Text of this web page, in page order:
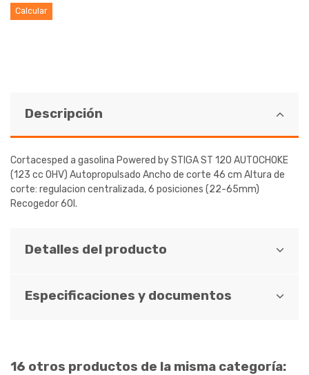
Calcular
Descripción
Cortacesped a gasolina Powered by STIGA ST 120 AUTOCHOKE
(123 cc OHV) Autopropulsado Ancho de corte 46 cm Altura de
corte: regulacion centralizada, 6 posiciones (22-65mm)
Recogedor 60l.
Detalles del producto
Especificaciones y documentos
16 otros productos de la misma categoría: